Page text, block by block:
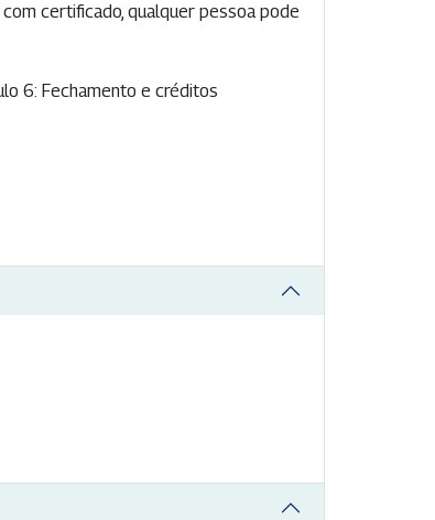
certificado, qualquer pessoa pode
6: Fechamento e créditos